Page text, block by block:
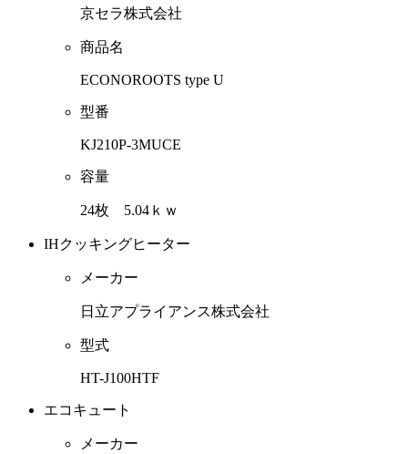
京セラ株式会社
商品名
ECONOROOTS type U
型番
KJ210P-3MUCE
容量
24枚 5.04ｋｗ
IHクッキングヒーター
メーカー
日立アプライアンス株式会社
型式
HT-J100HTF
エコキュート
メーカー